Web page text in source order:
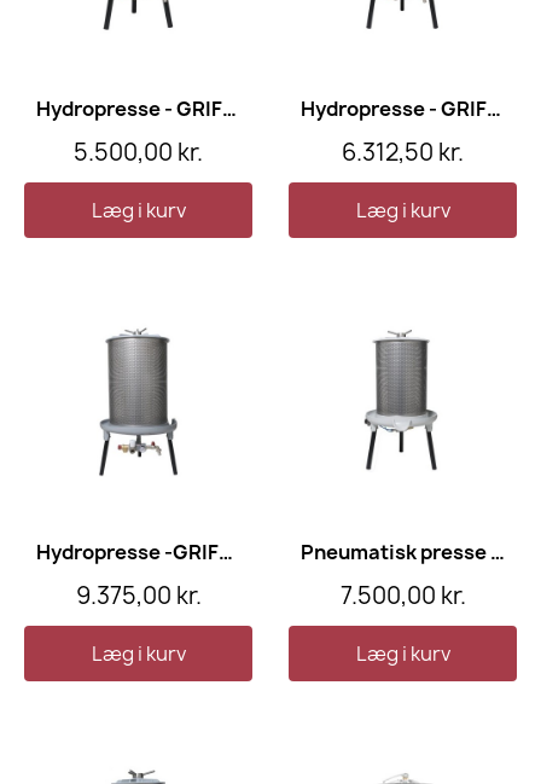
Hydropresse - GRIFO 20 l
5.500,00 kr.
Læg i kurv
Hydropresse - GRIFO 40 l
6.312,50 kr.
Læg i kurv
Hydropresse -GRIFO 80 l
9.375,00 kr.
Læg i kurv
Pneumatisk presse -GRIFO 40 l
7.500,00 kr.
Læg i kurv